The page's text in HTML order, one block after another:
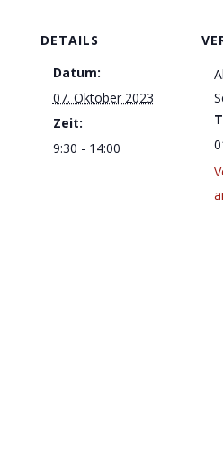
DETAILS
Datum:
07. Oktober 2023
Zeit:
9:30 - 14:00